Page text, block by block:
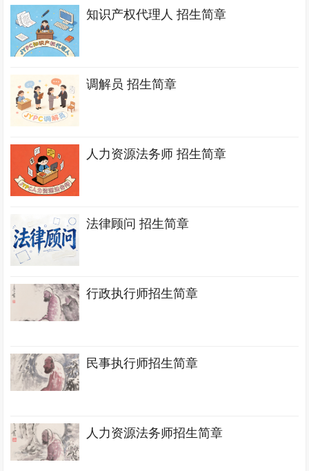
知识产权代理人 招生简章
调解员 招生简章
人力资源法务师 招生简章
法律顾问 招生简章
行政执行师招生简章
民事执行师招生简章
人力资源法务师招生简章